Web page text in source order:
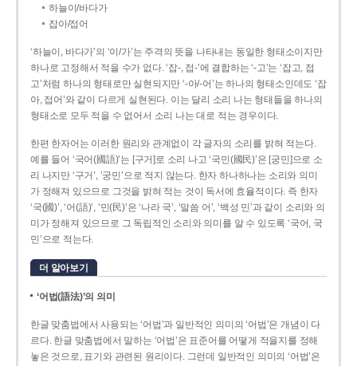
하늘이/바다가
잡아/접어
‘하늘이, 바다가’의 ‘이/가’는 주격의 뜻을 나타내는 동일한 형태소이지만
하나로 고정해서 적을 수가 없다. ‘잡-, 접-’에 결합하는 ‘-고’는 ‘잡고, 접
고’처럼 하나의 형태로만 실현되지만 ‘-아/-어’는 하나의 형태소인데도 ‘잡
아, 접어’와 같이 다르게 실현된다. 이는 달리 소리 나는 형태들을 하나의
형태소로 모두 적을 수 없어서 소리 나는 대로 적는 경우이다.
한편 한자어는 이러한 원리와 관계없이 각 글자의 소리를 밝혀 적는다.
예를 들어 ‘국어(國語)’는 [구거]로 소리 나고 ‘국민(國民)’은 [궁민]으로 소
리 나지만 ‘구거’, ‘궁민’으로 적지 않는다. 한자 하나하나는 소리와 의미
가 정해져 있으므로 그것을 밝혀 적는 것이 독서에 효율적이다. 즉 한자
‘국(國)’, ‘어(語)’, ‘민(民)’은 ‘나라 국’, ‘말씀 어’, ‘백성 민’과 같이 소리와 의
미가 정해져 있으므로 그 독립적인 소리와 의미를 알 수 있도록 ‘국어, 국
민’으로 적는다.
더 알아보기
‘어법(語法)’의 의미
한글 맞춤법에서 사용되는 ‘어법’과 일반적인 의미의 ‘어법’은 개념이 다
르다. 한글 맞춤법에서 말하는 ‘어법’은 표준어를 어떻게 적을지를 정해
놓은 것으로, 표기와 관련된 원리이다. 그런데 일반적인 의미의 ‘어법’은